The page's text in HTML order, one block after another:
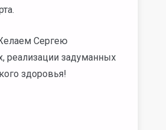
Сергею
реализации задуманных
здоровья!